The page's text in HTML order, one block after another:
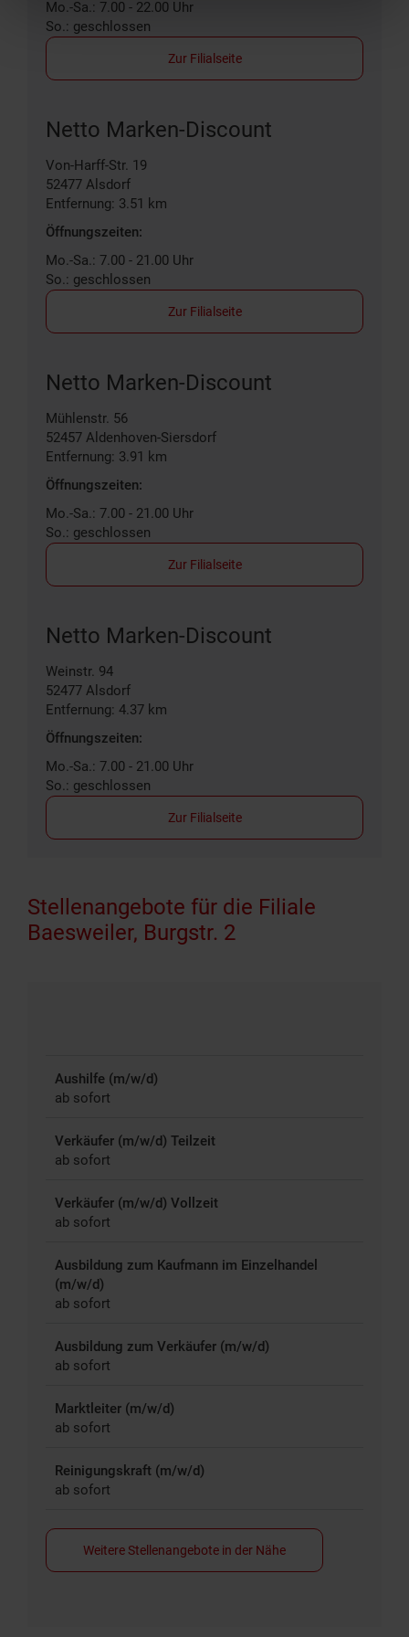
Mo.-Sa.: 7.00 - 22.00 Uhr
So.: geschlossen
Zur Filialseite
Netto Marken-Discount
Von-Harff-Str. 19
52477 Alsdorf
Entfernung: 3.51 km
Öffnungszeiten:
Mo.-Sa.: 7.00 - 21.00 Uhr
So.: geschlossen
Zur Filialseite
Netto Marken-Discount
Mühlenstr. 56
52457 Aldenhoven-Siersdorf
Entfernung: 3.91 km
Öffnungszeiten:
Mo.-Sa.: 7.00 - 21.00 Uhr
So.: geschlossen
Zur Filialseite
Netto Marken-Discount
Weinstr. 94
52477 Alsdorf
Entfernung: 4.37 km
Öffnungszeiten:
Mo.-Sa.: 7.00 - 21.00 Uhr
So.: geschlossen
Zur Filialseite
Stellenangebote für die Filiale
Baesweiler, Burgstr. 2
Aushilfe (m/w/d)
ab sofort
Verkäufer (m/w/d) Teilzeit
ab sofort
Verkäufer (m/w/d) Vollzeit
ab sofort
Ausbildung zum Kaufmann im Einzelhandel
(m/w/d)
ab sofort
Ausbildung zum Verkäufer (m/w/d)
ab sofort
Marktleiter (m/w/d)
ab sofort
Reinigungskraft (m/w/d)
ab sofort
Weitere Stellenangebote in der Nähe